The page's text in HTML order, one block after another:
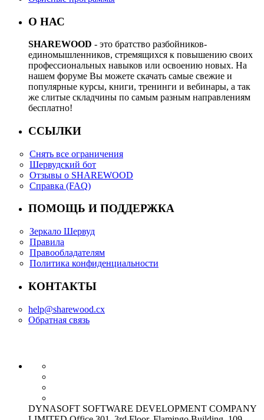
О НАС
SHAREWOOD - это братство разбойников-
единомышленников, стремящихся к повышению своих
профессиональных навыков или освоению новых. На
нашем форуме Вы можете скачать самые свежие и
популярные курсы, книги, тренинги и вебинары, а так
же слитые складчины по самым разным направлениям
бесплатно!
ССЫЛКИ
Снять все ограничения
Шервудский бот
Отзывы о SHAREWOOD
Справка (FAQ)
ПОМОЩЬ И ПОДДЕРЖКА
Зеркало Шервуд
Правила
Правообладателям
Политика конфиденциальности
КОНТАКТЫ
help@sharewood.cx
Обратная связь
DYNASOFT SOFTWARE DEVELOPMENT COMPANY